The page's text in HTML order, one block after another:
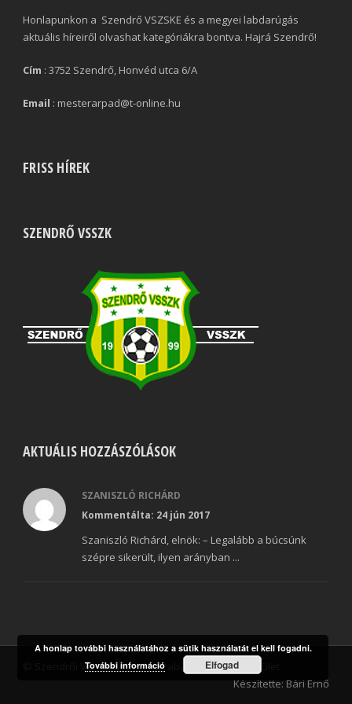
Honlapunkon a Szendrő VSZSKE és a megyei labdarúgás
aktuális híreiről olvashat kategóriákra bontva. Hajrá Szendrő!
Cím : 3752 Szendrő, Honvéd utca 6/A
Email : mesterarpad@t-online.hu
FRISS HÍREK
SZENDRŐ VSSZK
AKTUÁLIS HOZZÁSZÓLÁSOK
SZANISZLÓ RICHÁRD
Kommentálta: 24 jún 2017
Szaniszló Richárd, elnök: – Legalább a búcsúnk
szépre sikerült, ilyen arányban ...
© Szendrői Városi Sport és Szabadidő Klub Egyesület
Készítette: Bári Ernő
A honlap további használatához a sütik használatát el kell fogadni.
További információ
Elfogad